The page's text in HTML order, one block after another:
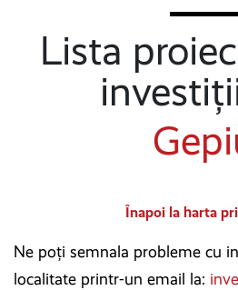
Lista
Înapoi la harta
Ne poți semnala probleme cu
localitate printr-un email la: